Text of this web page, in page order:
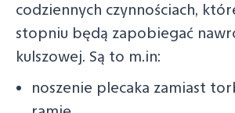
codziennych czynnościach,
stopniu będą zapobiegać
kulszowej. Są to m.in:
noszenie plecaka zamiast